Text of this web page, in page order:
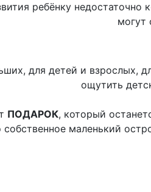
ребёнку
могут
для детей и взрослых,
ощутить
ПОДАРОК, который
собственное маленький